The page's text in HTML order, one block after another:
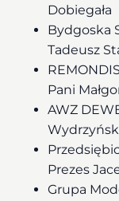
Dobiegała
Bydgoska
Tadeusz
Pani
AWZ
Prezes
Grupa